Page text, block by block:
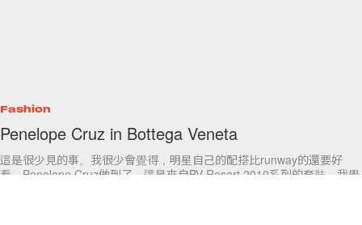
Penelope Cruz in Bottega Veneta
這是很少見的事。我很少會覺得，明星自己的配搭比runway的還要好
得這一套衣服很適合她的skin